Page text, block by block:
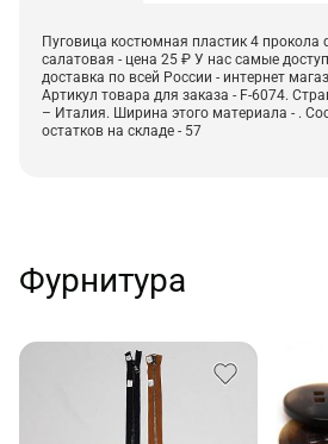
Пуговица костюмная пластик 4 прокола
салатовая - цена 25 ₽ У нас самые
доставка по всей России - интернет
Артикул товара для заказа - F-6074.
– Италия. Ширина этого материала - .
остатков на складе - 57
Фурнитура